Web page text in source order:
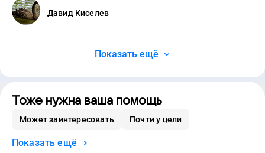
Давид Киселев
Показать ещё
Тоже нужна ваша помощь
Может заинтересовать Почти у цели
Показать ещё